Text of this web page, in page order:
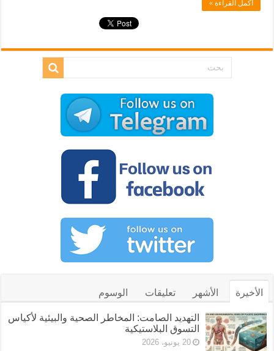
أكمل القراءة »
الأخيرة الأشهر تعليقات الوسوم
التهديد الصامت: المخاطر الصحية والبيئية لأكياس
التسوق البلاستيكية
20 يونيو، 2026